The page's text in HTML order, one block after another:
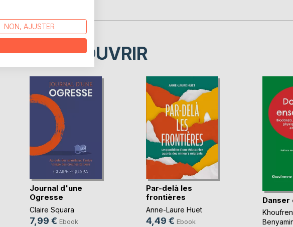
À DÉCOUVRIR
Journal d'une
Ogresse
Claire Squara
7,99 € Ebook
Par-delà les
frontières
Anne-Laure Huet
4,49 € Ebook
Danser
NON, AJUSTER